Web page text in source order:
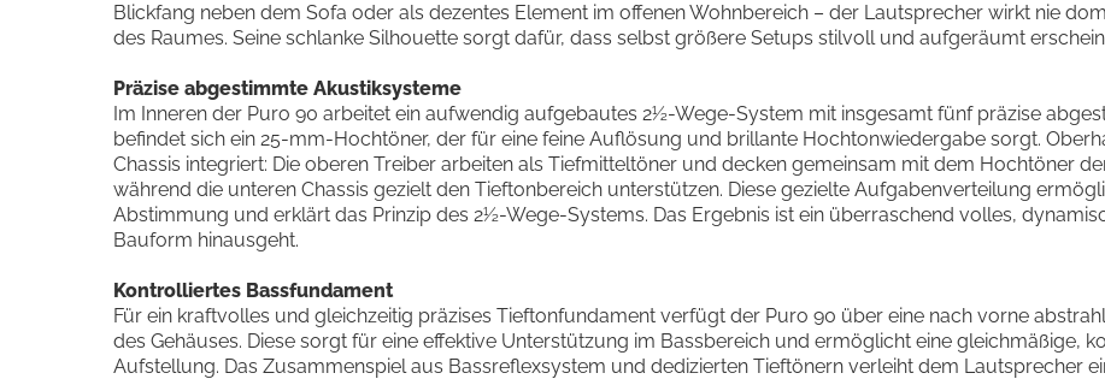
Blickfang neben dem Sofa oder als dezentes Element im offenen Wohnbereich – der Lautsprecher wirkt nie
des Raumes. Seine schlanke Silhouette sorgt dafür, dass selbst größere Setups stilvoll und aufgeräumt
Präzise abgestimmte Akustiksysteme
Im Inneren der Puro 90 arbeitet ein aufwendig aufgebautes 2½-Wege-System mit insgesamt fünf präzise
befindet sich ein 25-mm-Hochtöner, der für eine feine Auflösung und brillante Hochtonwiedergabe sorgt.
Chassis integriert: Die oberen Treiber arbeiten als Tiefmitteltöner und decken gemeinsam mit dem Hochtöner
während die unteren Chassis gezielt den Tieftonbereich unterstützen. Diese gezielte Aufgabenverteilung
Abstimmung und erklärt das Prinzip des 2½-Wege-Systems. Das Ergebnis ist ein überraschend volles,
Bauform hinausgeht.
Kontrolliertes Bassfundament
Für ein kraftvolles und gleichzeitig präzises Tieftonfundament verfügt der Puro 90 über eine nach vorne
des Gehäuses. Diese sorgt für eine effektive Unterstützung im Bassbereich und ermöglicht eine gleichmäßige,
Aufstellung. Das Zusammenspiel aus Bassreflexsystem und dedizierten Tieftönern verleiht dem Lautsprecher